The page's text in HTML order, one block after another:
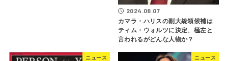
2024.08.07
カマラ・ハリスの副大統領候補は
ティム・ウォルツに決定、極左と
言われるがどんな人物か？
ニュース ニュース